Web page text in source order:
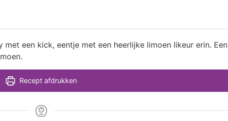
met een kick, eentje met een heerlijke limoen likeur erin. Een
Recept afdrukken